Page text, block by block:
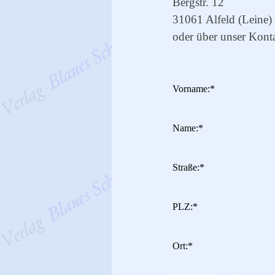
31061 Alfeld (Leine)
oder über unser
Vorname:*
Name:*
Straße:*
PLZ:*
Ort:*